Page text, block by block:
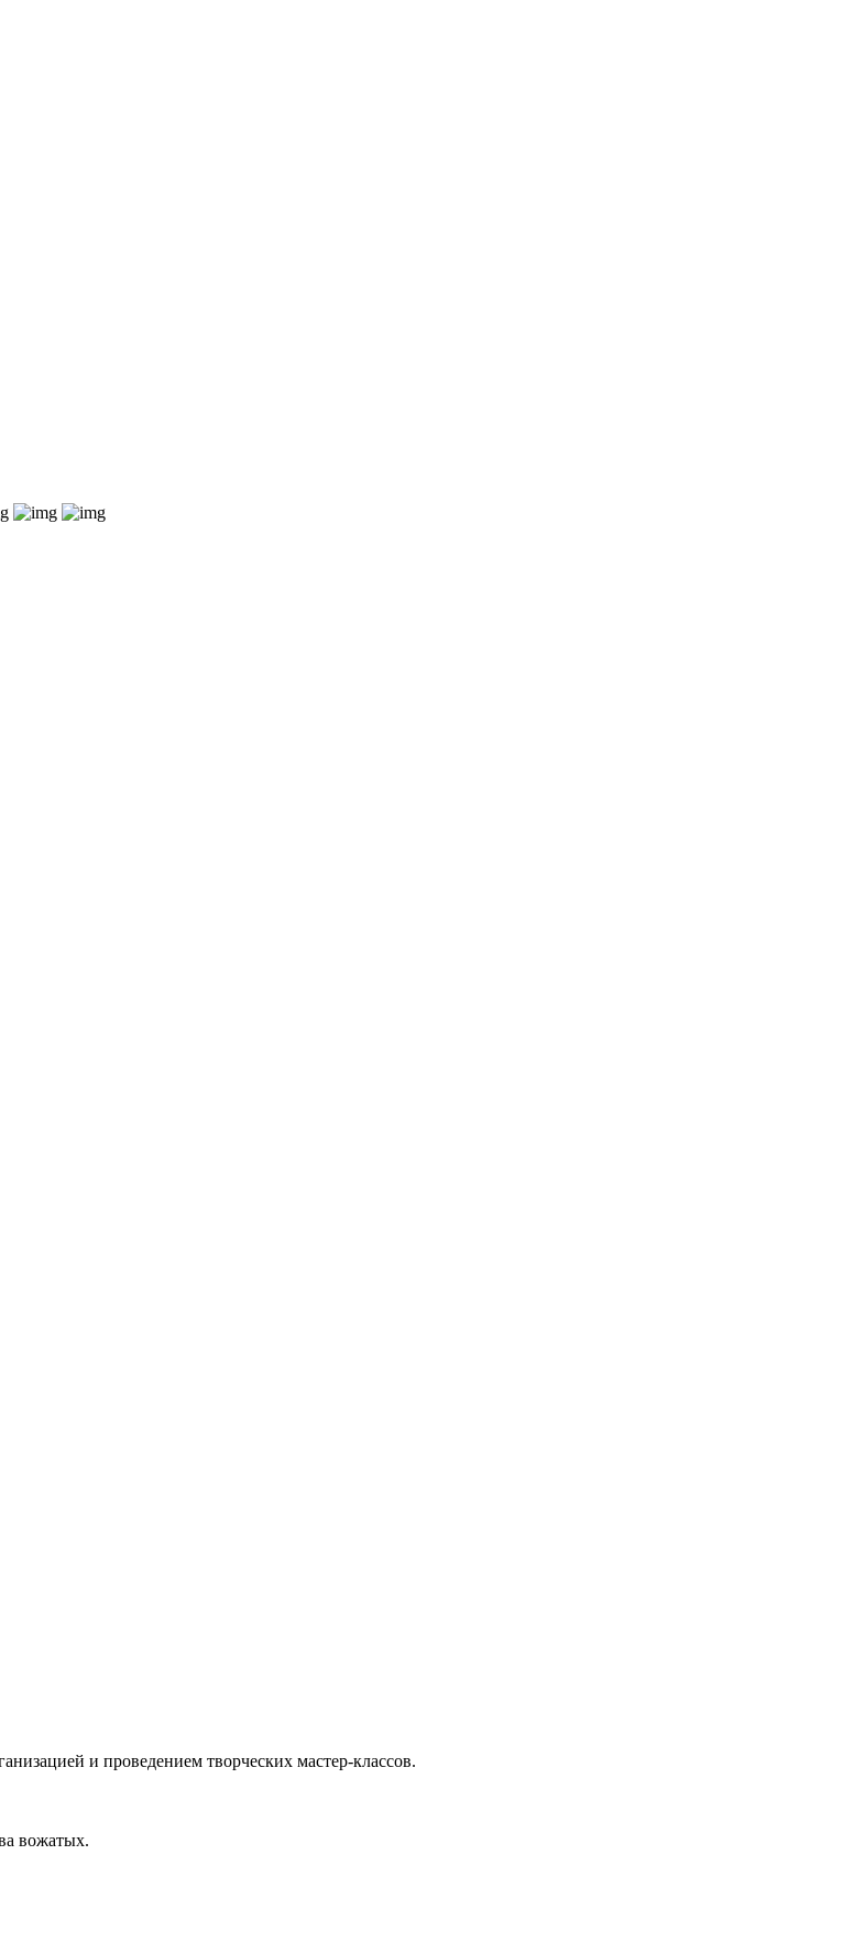
и проведением творческих мастер-классов.
вожатых.